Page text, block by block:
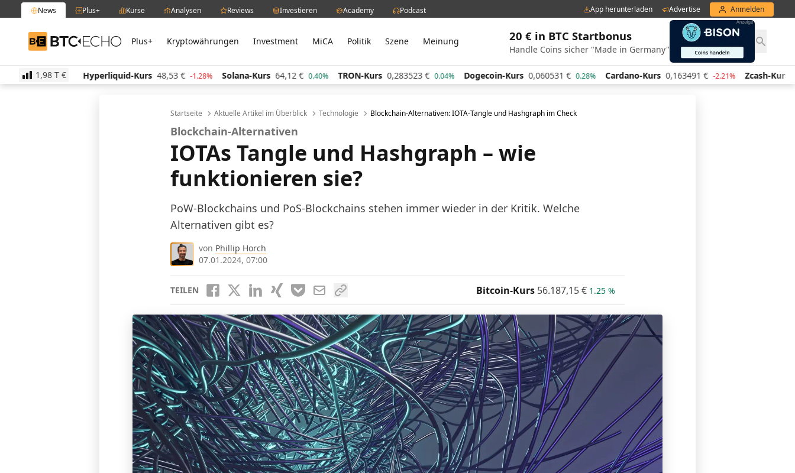
News Plus+ Kurse Analysen Reviews Investieren Academy Podcast App herunterladen Advertise Anmelden
BTC-ECHO Plus+ Kryptowährungen Investment MiCA Politik Szene Meinung 20 € in BTC Startbonus
Handle Coins sicher "Made in Germany"
1,98 T €
€ -0.52% Hyperliquid-Kurs 48,53 € -1.28% Solana-Kurs 64,12 € 0.40% TRON-Kurs 0,283523 € 0.04% Dogecoin-Kurs 0,060531 € 0.28% Cardano-Kurs 0,163491 € -2.21% Zcash-Kurs
Startseite Aktuelle Artikel im Überblick Technologie Blockchain-Alternativen: IOTA-Tangle und Hashgraph im Check
Blockchain-Alternativen
IOTAs Tangle und Hashgraph – wie
funktionieren sie?
PoW-Blockchains und PoS-Blockchains stehen immer wieder in der Kritik. Welche
Alternativen gibt es?
von Phillip Horch
07.01.2024, 07:00
TEILEN Bitcoin-Kurs 56.187,15€ 1.25 %